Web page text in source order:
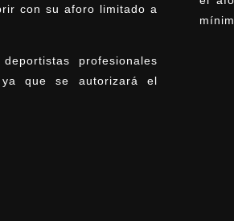
con su aforo limitado a
profesionales
ya que se autorizará el